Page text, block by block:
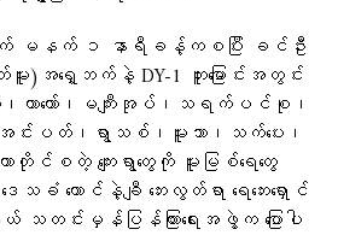
မနက် ၁ နာရီခန့်ကစပြီး ခင်ဦး
)အရှေ့ဘက်နဲ့ DY-1 တူးမြောင်းအတွင်း
ြီး၊ယာတော်၊မကျီးအုပ်၊သရက်ပင်စု၊
၊အင်းပတ်၊ရွာသစ်၊မူးသာ၊သက်ပေး၊
င်စတဲ့ ကျေးရွာတွေကို မူးမြစ်ရေတွေ
ခံ ထောင်နဲ့ချီ ဘေးလွတ်ရာ ရေဘေးရှောင်
သတင်းမှန်ပြန်ကြားရေးအဖွဲ့က ပြောပါ